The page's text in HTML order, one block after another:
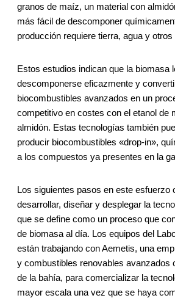
granos de maíz, un material con
más fácil de descomponer
producción requiere tierra, agua y
Estos estudios indican que la biomasa
descomponerse eficazmente y
biocombustibles avanzados en un
competitivo en costes con el etanol de
almidón. Estas tecnologías también
producir biocombustibles «drop-in»,
a los compuestos ya presentes en la
Los siguientes pasos en este esfuerzo
desarrollar, diseñar y desplegar la
que se define como un proceso que
de biomasa al día. Los equipos del
están trabajando con Aemetis, una
y combustibles renovables avanzados
de la bahía, para comercializar la
mayor escala una vez que se haya